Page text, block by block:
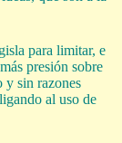
para limitar, e
presión sobre
y sin razones
al uso de